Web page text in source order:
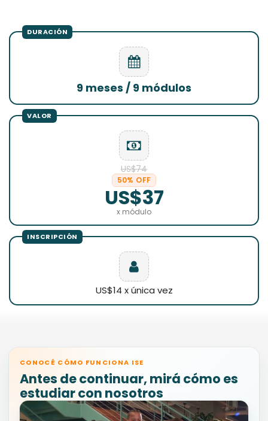
9 meses / 9 módulos
US$74
50% OFF
US$37
x módulo
US$14 x única vez
CONOCÉ CÓMO FUNCIONA ISE
Antes de continuar, mirá cómo es
estudiar con nosotros